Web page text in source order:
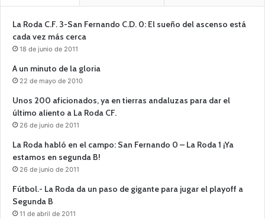
La Roda C.F. 3-San Fernando C.D. 0: El sueño del ascenso está
cada vez más cerca
18 de junio de 2011
A un minuto de la gloria
22 de mayo de 2010
Unos 200 aficionados, ya en tierras andaluzas para dar el
último aliento a La Roda CF.
26 de junio de 2011
La Roda habló en el campo: San Fernando 0 – La Roda 1 ¡Ya
estamos en segunda B!
26 de junio de 2011
Fútbol.- La Roda da un paso de gigante para jugar el playoff a
Segunda B
11 de abril de 2011